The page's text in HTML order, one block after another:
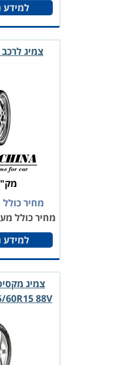
למידע
צמיג לרכב 215/70R15 98H
מחיר כולל
מחיר כולל
למידע
60R15 88V